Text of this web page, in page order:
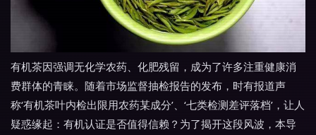
有机茶因强调无化学农药、化肥残留，成为了许多注重健康消
费群体的青睐。随着市场监督抽检报告的发布，时有报道声
称‘有机茶叶内检出限用农药某成分’、‘七类检测差评落档’，让人
疑惑缘起：有机认证是否值得信赖？为了揭开这段风波，本导